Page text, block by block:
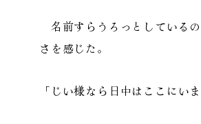
名前すらうろっとしている
さを感じた。
「じい様なら日中はここにい